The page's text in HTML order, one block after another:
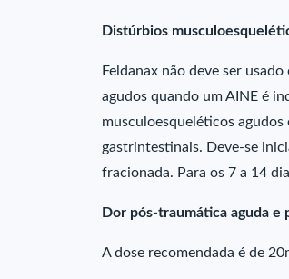
Distúrbios
Feldanax não deve ser
agudos quando um AINE é
musculoesqueléticos
gastrintestinais. Deve-se
fracionada. Para os 7 a 14
Dor pós-traumática aguda e
A dose recomendada é de